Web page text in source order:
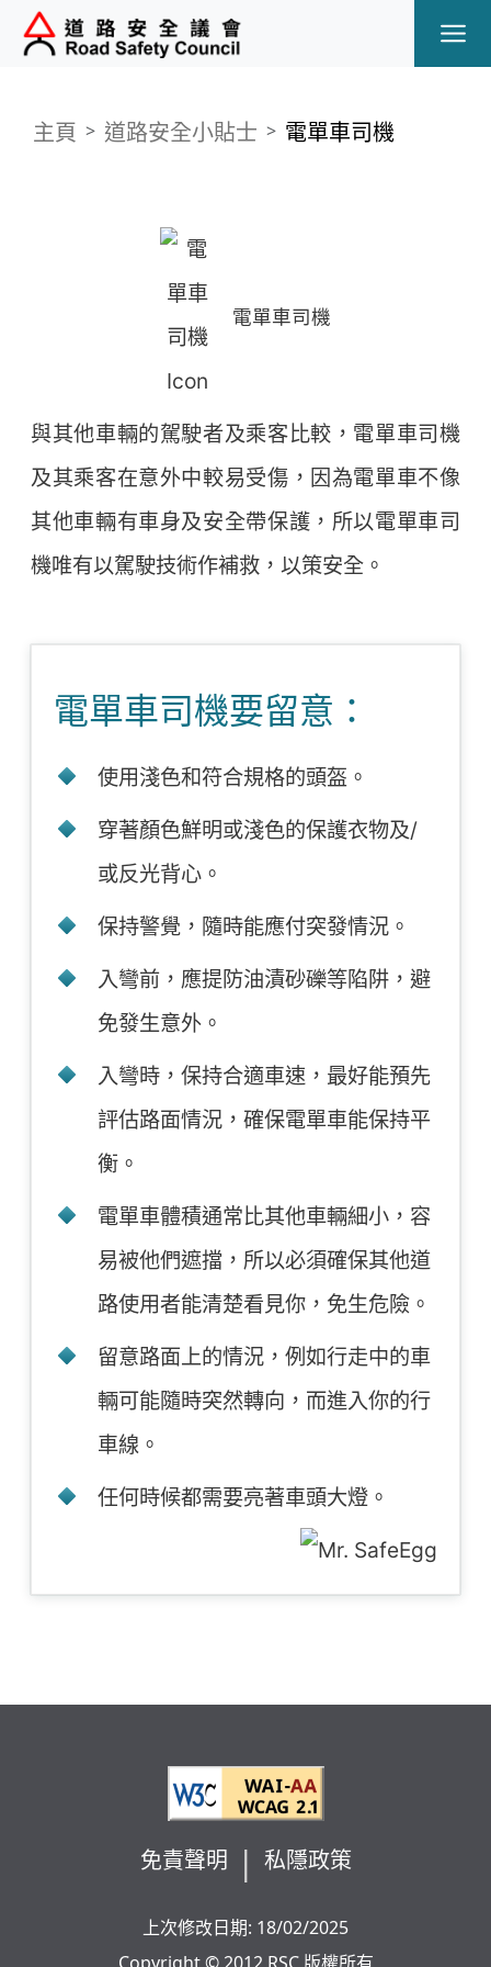
主頁 道路安全小貼士 電單車司機
電單車司機
與其他車輛的駕駛者及乘客比較，電單車司機
及其乘客在意外中較易受傷，因為電單車不像
其他車輛有車身及安全帶保護，所以電單車司
機唯有以駕駛技術作補救，以策安全。
電單車司機要留意：
使用淺色和符合規格的頭盔。
穿著顏色鮮明或淺色的保護衣物及/
或反光背心。
保持警覺，隨時能應付突發情況。
入彎前，應提防油漬砂礫等陷阱，避
免發生意外。
入彎時，保持合適車速，最好能預先
評估路面情況，確保電單車能保持平
衡。
電單車體積通常比其他車輛細小，容
易被他們遮擋，所以必須確保其他道
路使用者能清楚看見你，免生危險。
留意路面上的情況，例如行走中的車
輛可能隨時突然轉向，而進入你的行
車線。
任何時候都需要亮著車頭大燈。
免責聲明 私隱政策
上次修改日期: 18/02/2025